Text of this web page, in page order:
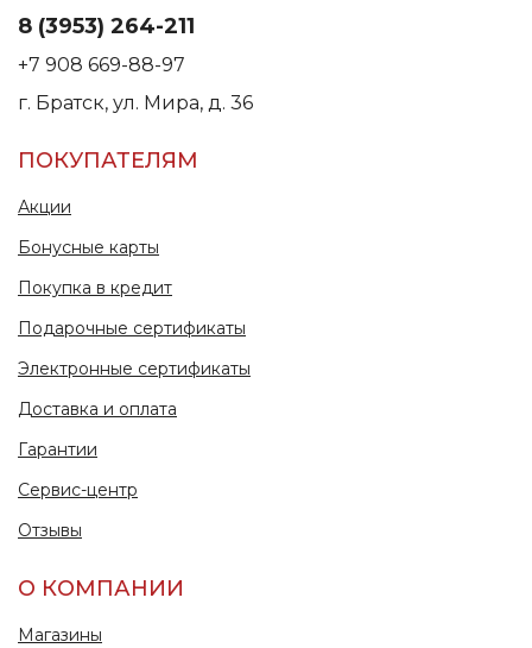
8 (3953) 264-211
+7 908 669-88-97
г. Братск, ул. Мира, д. 36
ПОКУПАТЕЛЯМ
Акции
Бонусные карты
Покупка в кредит
Подарочные сертификаты
Электронные сертификаты
Доставка и оплата
Гарантии
Сервис-центр
Отзывы
О КОМПАНИИ
Магазины